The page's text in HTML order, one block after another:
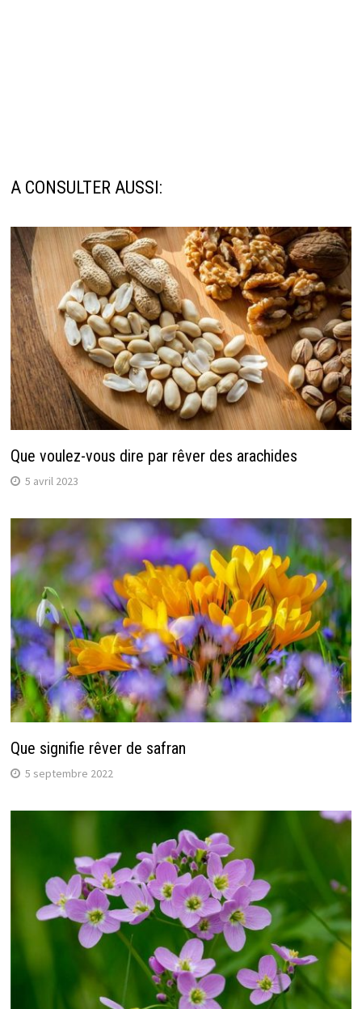
A CONSULTER AUSSI:
Que voulez-vous dire par rêver des arachides
5 avril 2023
Que signifie rêver de safran
5 septembre 2022